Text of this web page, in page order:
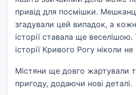
привід для посмішки.
згадували цей випадок, а
історії ставала ще
історії Кривого Рогу ніколи
Містяни ще довго жартували
пригоду, додаючи нові деталі.